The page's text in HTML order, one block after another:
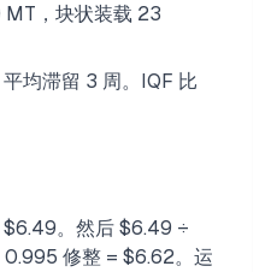
，块状装载 23
均滞留 3 周。IQF 比
。然后 $6.49 ÷
修整 = $6.62。运